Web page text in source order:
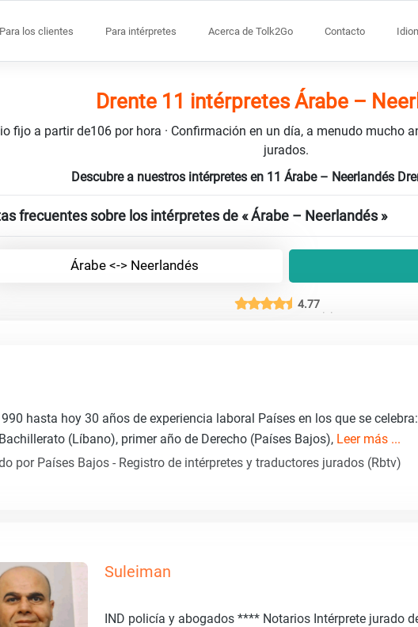
Para los clientes Para intérpretes Acerca de Tolk2Go Contacto
Drente 11 intérpretes Árabe –
fijo a partir de106 por hora · Confirmación en un día, a menudo mucho
jurados.
Descubre a nuestros intérpretes en 11 Árabe – Neerlandés
frecuentes sobre los intérpretes de « Árabe – Neerlandés »
Árabe <-> Neerlandés
4.77
hasta hoy 30 años de experiencia laboral Países en los que se celebra:
(Líbano), primer año de Derecho (Países Bajos), Leer más ...
por Países Bajos - Registro de intérpretes y traductores jurados (Rbtv)
Suleiman
IND policía y abogados **** Notarios Intérprete jurado